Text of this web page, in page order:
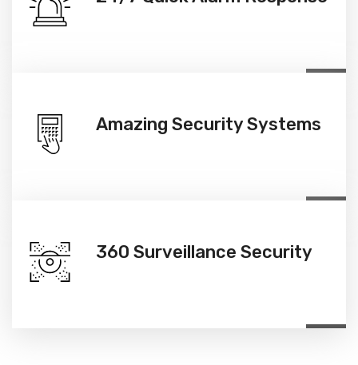
Amazing Security Systems
360 Surveillance Security